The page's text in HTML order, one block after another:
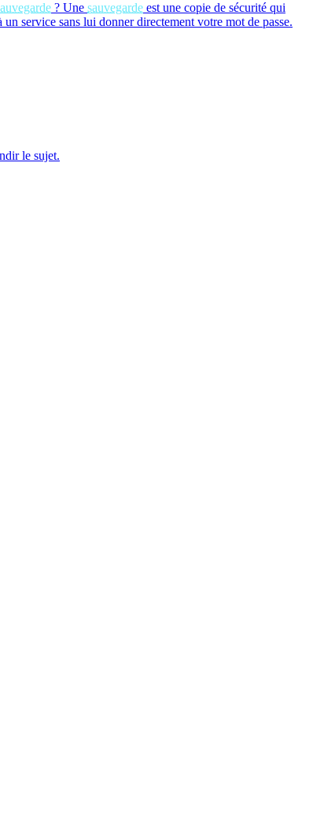
? Une sauvegarde est une copie de sécurité qui
service sans lui donner directement votre mot de passe.
le sujet.